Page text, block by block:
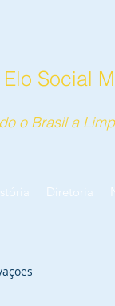
Social
o Brasil a
Diretoria